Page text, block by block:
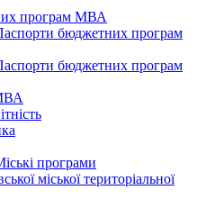
програм МВА
бюджетних програм
бюджетних програм
програми
міської територіальної